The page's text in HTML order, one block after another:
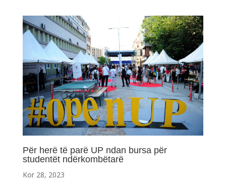
Për herë të parë UP ndan bursa për
studentët ndërkombëtarë
Kor 28, 2023